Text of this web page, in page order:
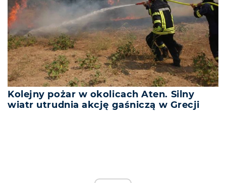
Kolejny pożar w okolicach Aten. Silny
wiatr utrudnia akcję gaśniczą w Grecji